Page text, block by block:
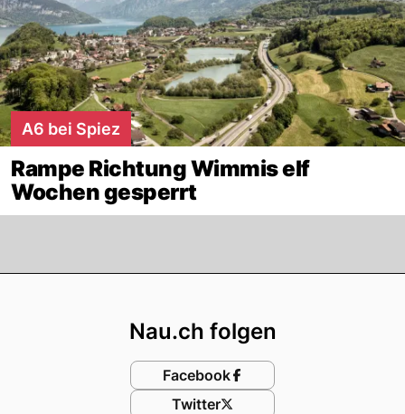
A6 bei Spiez
Rampe Richtung Wimmis elf
Wochen gesperrt
Nau.ch folgen
Facebook
Twitter